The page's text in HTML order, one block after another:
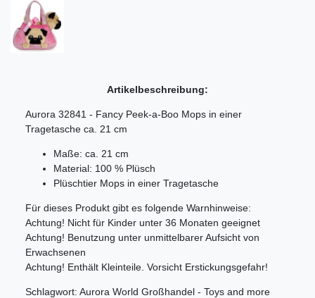
Artikelbeschreibung:
Aurora 32841 - Fancy Peek-a-Boo Mops in einer
Tragetasche ca. 21 cm
Maße: ca. 21 cm
Material: 100 % Plüsch
Plüschtier Mops in einer Tragetasche
Für dieses Produkt gibt es folgende Warnhinweise:
Achtung! Nicht für Kinder unter 36 Monaten geeignet
Achtung! Benutzung unter unmittelbarer Aufsicht von
Erwachsenen
Achtung! Enthält Kleinteile. Vorsicht Erstickungsgefahr!
Schlagwort: Aurora World Großhandel - Toys and more